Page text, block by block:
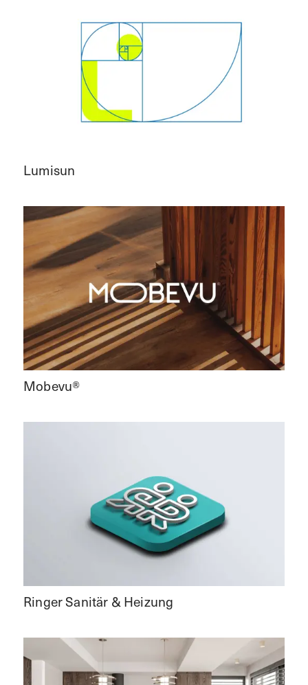
Lumisun
Mobevu®
Ringer Sanitär & Heizung